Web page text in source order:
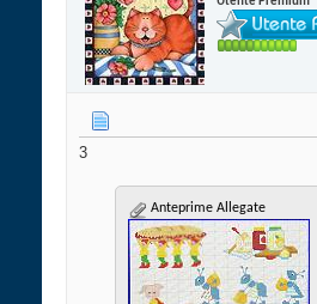
3
Anteprime Allegate